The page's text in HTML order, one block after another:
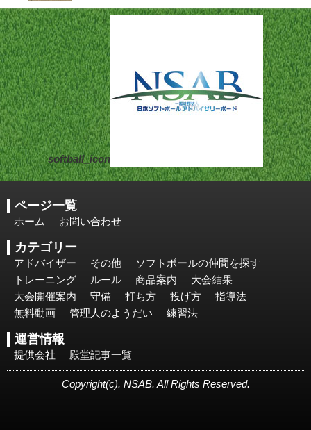
softball_icon
ページ一覧
ホーム お問い合わせ
カテゴリー
アドバイザー その他
ソフトボールの仲間を探す
トレーニング
ルール 商品案内
大会結果
大会開催案内
守備 打ち方 投げ方
指導法
無料動画
管理人のようだい 練習法
運営情報
提供会社 殿堂記事一覧
Copyright(c). NSAB. All Rights Reserved.